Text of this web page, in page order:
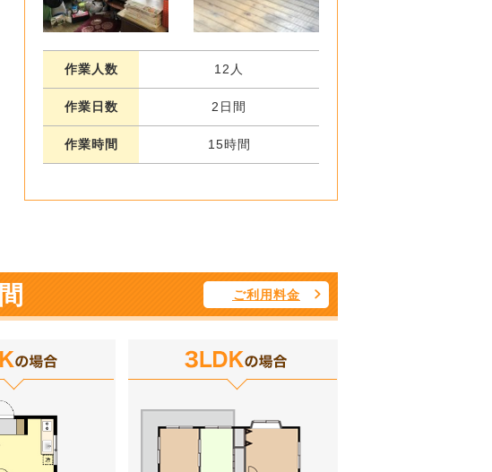
作業人数 12人
作業日数 2日間
作業時間 15時間
ご利用料金